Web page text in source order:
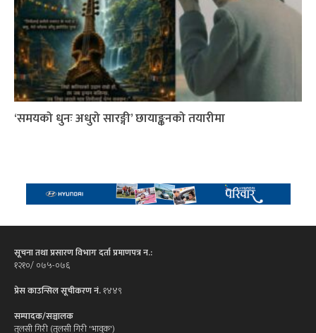
‘समयको धुनः अधुरो सारङ्गी’ छायाङ्कनको तयारीमा
सूचना तथा प्रसारण विभाग दर्ता प्रमाणपत्र न.:
१२१०/ ०७५-०७६
प्रेस काउन्सिल सूचीकरण नं.१४४९
सम्पादक/सञ्चालक
तुलसी गिरी (तुलसी गिरी 'भावुक')